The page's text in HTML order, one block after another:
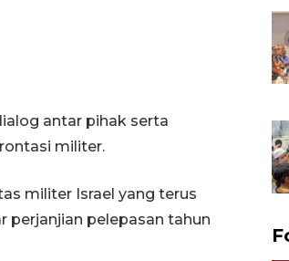
antar pihak serta
militer.
militer Israel yang terus
perjanjian pelepasan tahun